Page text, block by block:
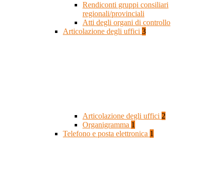
Rendiconti gruppi consiliari
regionali/provinciali
Atti degli organi di controllo
Articolazione degli uffici 3
Articolazione degli uffici 2
Organigramma 1
Telefono e posta elettronica 1